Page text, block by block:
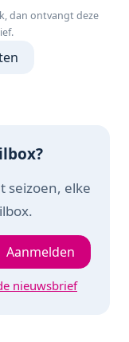
dan ontvangt deze
seizoen, elke
Aanmelden
nieuwsbrief